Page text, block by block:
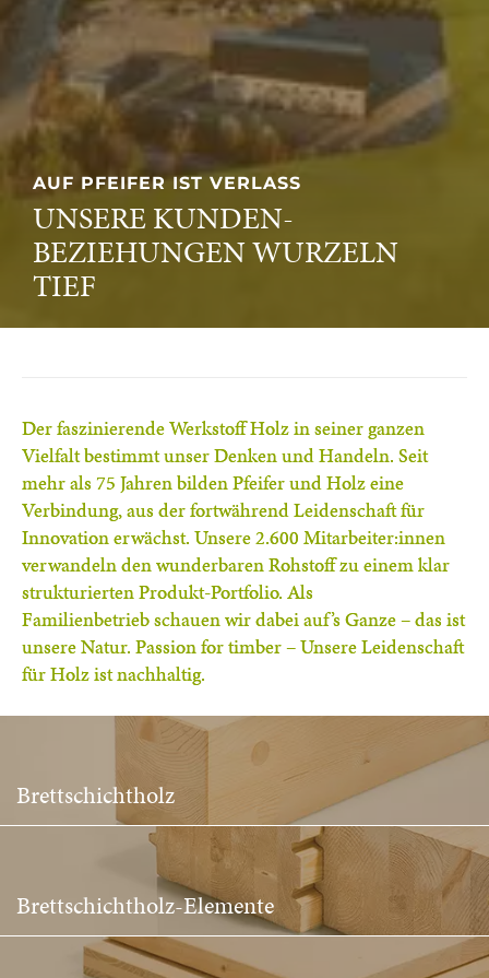
PASSION FOR TIMBER
UNSERE LEIDENSCHAFT FÜR
NACHHALTIGKEIT
Der faszinierende Werkstoff Holz in seiner ganzen
Vielfalt bestimmt unser Denken und Handeln. Seit
mehr als 75 Jahren bilden Pfeifer und Holz eine
Verbindung, aus der fortwährend Leidenschaft für
Innovation erwächst. Unsere 2.600 Mitarbeiter:innen
verwandeln den wunderbaren Rohstoff zu einem klar
strukturierten Produkt-Portfolio. Als
Familienbetrieb schauen wir dabei auf’s Ganze – das ist
unsere Natur. Passion for timber – Unsere Leidenschaft
für Holz ist nachhaltig.
Brettschichtholz
Brettschichtholz-Elemente